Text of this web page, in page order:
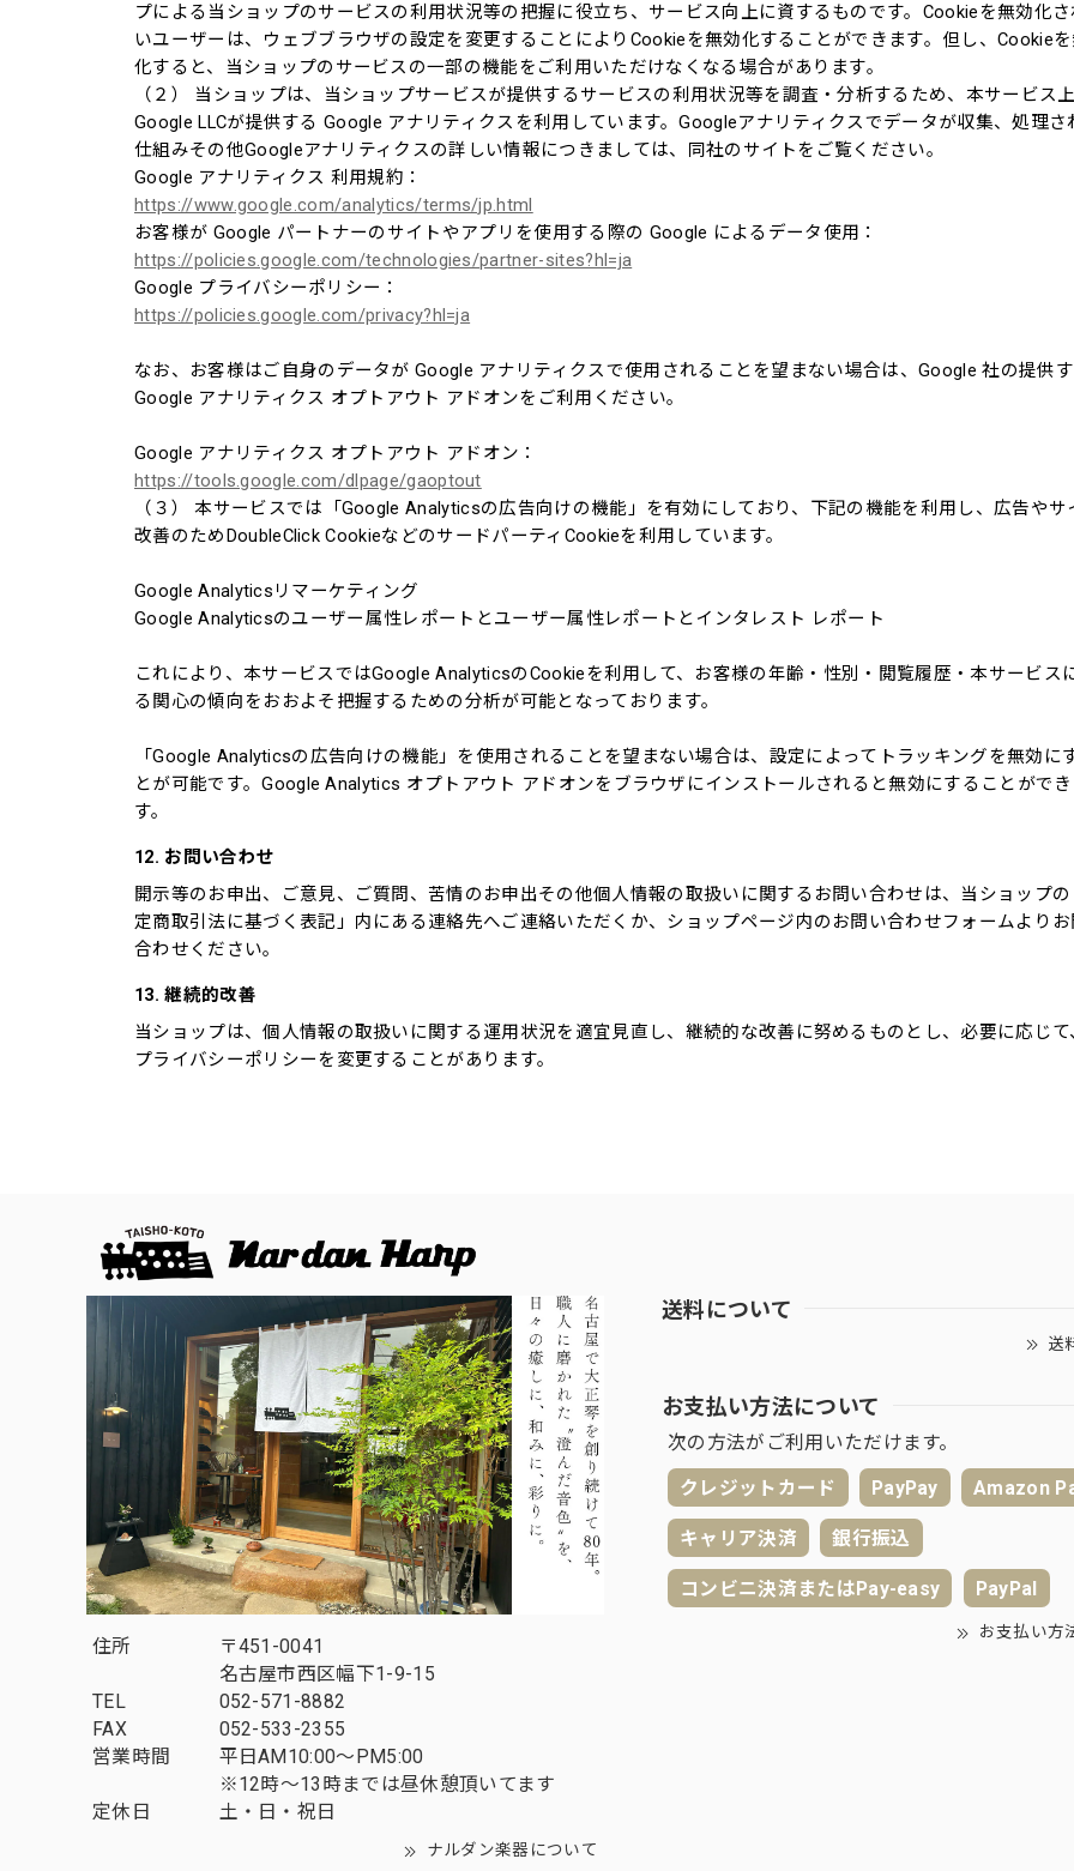
プによる当ショップのサービスの利用状況等の把握に役立ち、サービス向上に資するものです。Cookieを無効化さ
いユーザーは、ウェブブラウザの設定を変更することによりCookieを無効化することができます。但し、Cookie
化すると、当ショップのサービスの一部の機能をご利用いただけなくなる場合があります。
（２） 当ショップは、当ショップサービスが提供するサービスの利用状況等を調査・分析するため、本サービス
Google LLCが提供する Google アナリティクスを利用しています。Googleアナリティクスでデータが収集、処理さ
仕組みその他Googleアナリティクスの詳しい情報につきましては、同社のサイトをご覧ください。
Google アナリティクス 利用規約：
https://www.google.com/analytics/terms/jp.html
お客様が Google パートナーのサイトやアプリを使用する際の Google によるデータ使用：
https://policies.google.com/technologies/partner-sites?hl=ja
Google プライバシーポリシー：
https://policies.google.com/privacy?hl=ja
なお、お客様はご自身のデータが Google アナリティクスで使用されることを望まない場合は、Google 社の提供
Google アナリティクス オプトアウト アドオンをご利用ください。
Google アナリティクス オプトアウト アドオン：
https://tools.google.com/dlpage/gaoptout
（３） 本サービスでは「Google Analyticsの広告向けの機能」を有効にしており、下記の機能を利用し、広告やサ
改善のためDoubleClick CookieなどのサードパーティCookieを利用しています。
Google Analyticsリマーケティング
Google Analyticsのユーザー属性レポートとユーザー属性レポートとインタレスト レポート
これにより、本サービスではGoogle AnalyticsのCookieを利用して、お客様の年齢・性別・閲覧履歴・本サービス
る関心の傾向をおおよそ把握するための分析が可能となっております。
「Google Analyticsの広告向けの機能」を使用されることを望まない場合は、設定によってトラッキングを無効に
とが可能です。Google Analytics オプトアウト アドオンをブラウザにインストールされると無効にすることができ
す。
12. お問い合わせ
開示等のお申出、ご意見、ご質問、苦情のお申出その他個人情報の取扱いに関するお問い合わせは、当ショップの
定商取引法に基づく表記」内にある連絡先へご連絡いただくか、ショップページ内のお問い合わせフォームよりお
合わせください。
13. 継続的改善
当ショップは、個人情報の取扱いに関する運用状況を適宜見直し、継続的な改善に努めるものとし、必要に応じて
プライバシーポリシーを変更することがあります。
住所
〒451-0041
名古屋市西区幅下1-9-15
TEL
052-571-8882
FAX
052-533-2355
営業時間
平日AM10:00～PM5:00
※12時～13時までは昼休憩頂いてます
定休日
土・日・祝日
ナルダン楽器について
送料について
送
お支払い方法について
次の方法がご利用いただけます。
クレジットカード
PayPay Amazon
キャリア決済 銀行振込
コンビニ決済またはPay-easy PayPal
お支払い方